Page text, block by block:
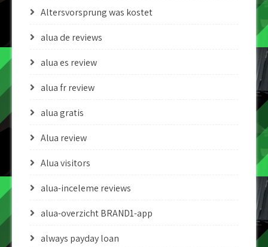
Altersvorsprung was kostet
alua de reviews
alua es review
alua fr review
alua gratis
Alua review
Alua visitors
alua-inceleme reviews
alua-overzicht BRAND1-app
always payday loan